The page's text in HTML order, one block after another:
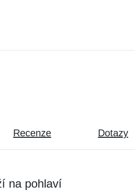
Recenze Dotazy
na pohlaví